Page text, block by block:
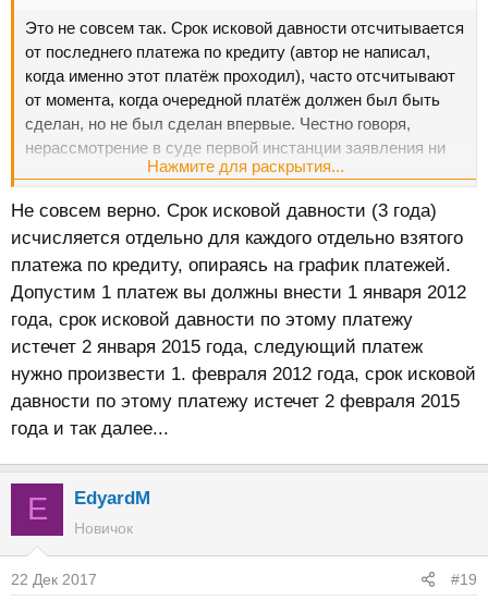
Это не совсем так. Срок исковой давности отсчитывается
от последнего платежа по кредиту (автор не написал,
когда именно этот платёж проходил), часто отсчитывают
от момента, когда очередной платёж должен был быть
сделан, но не был сделан впервые. Честно говоря,
нерассмотрение в суде первой инстанции заявления ни
на что не влияет, мы даже не знаем, сопровождалось ли
право и будет требовать погашение долга в полном
объёме всегда, независимо от истечения срока исковой
давности, мало того: имеет право продать коллекторской
компании.
А поскольку уже 2017-й год заканчивается, то интересно
бы узнать у автора продолжение.
Нажмите для раскрытия...
Не совсем верно. Срок исковой давности (3 года)
исчисляется отдельно для каждого отдельно взятого
платежа по кредиту, опираясь на график платежей.
Допустим 1 платеж вы должны внести 1 января 2012
года, срок исковой давности по этому платежу
истечет 2 января 2015 года, следующий платеж
нужно произвести 1. февраля 2012 года, срок исковой
давности по этому платежу истечет 2 февраля 2015
года и так далее...
E EdyardM
Новичок
22 Дек 2017 #19